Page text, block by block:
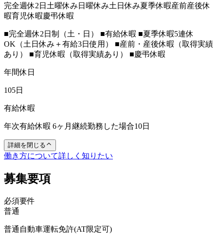
完全週休2日 土曜休み 日曜休み土日休み夏季休暇産前産後休
暇育児休暇慶弔休暇
■完全週休2日制（土・日） ■有給休暇 ■夏季休暇5連休
OK（土日休み＋有給3日使用） ■産前・産後休暇（取得実績
あり） ■育児休暇（取得実績あり） ■慶弔休暇
年間休日
105日
有給休暇
年次有給休暇 6ヶ月継続勤務した場合10日
詳細を閉じる
働き方について詳しく知りたい
募集要項
必須要件
普通
普通自動車運転免許(AT限定可)